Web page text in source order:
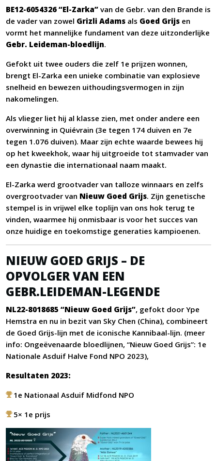
BE12-6054326 “El-Zarka” van de Gebr. van den Brande is
de vader van zowel Grizli Adams als Goed Grijs en
vormt het mannelijke fundament van deze uitzonderlijke
Gebr. Leideman-bloedlijn.
Gefokt uit twee ouders die zelf 1e prijzen wonnen,
brengt El-Zarka een unieke combinatie van explosieve
snelheid en bewezen uithoudingsvermogen in zijn
nakomelingen.
Als vlieger liet hij al klasse zien, met onder andere een
overwinning in Quiévrain (3e tegen 174 duiven en 7e
tegen 1.076 duiven). Maar zijn echte waarde bewees hij
op het kweekhok, waar hij uitgroeide tot stamvader van
een dynastie die internationaal naam maakt.
El-Zarka werd grootvader van talloze winnaars en zelfs
overgrootvader van Nieuw Goed Grijs. Zijn genetische
stempel is in vrijwel elke toplijn van ons hok terug te
vinden, waarmee hij onmisbaar is voor het succes van
onze huidige en toekomstige generaties kampioenen.
NIEUW GOED GRIJS – DE
OPVOLGER VAN EEN
GEBR.LEIDEMAN-LEGENDE
NL22-8018685 “Nieuw Goed Grijs”, gefokt door Ype
Hemstra en nu in bezit van Sky Chen (China), combineert
de Goed Grijs-lijn met de iconische Kannibaal-lijn. (meer
info: Ongeëvenaarde bloedlijnen, “Nieuw Goed Grijs”: 1e
Nationale Asduif Halve Fond NPO 2023),
Resultaten 2023:
1e Nationaal Asduif Midfond NPO
5× 1e prijs